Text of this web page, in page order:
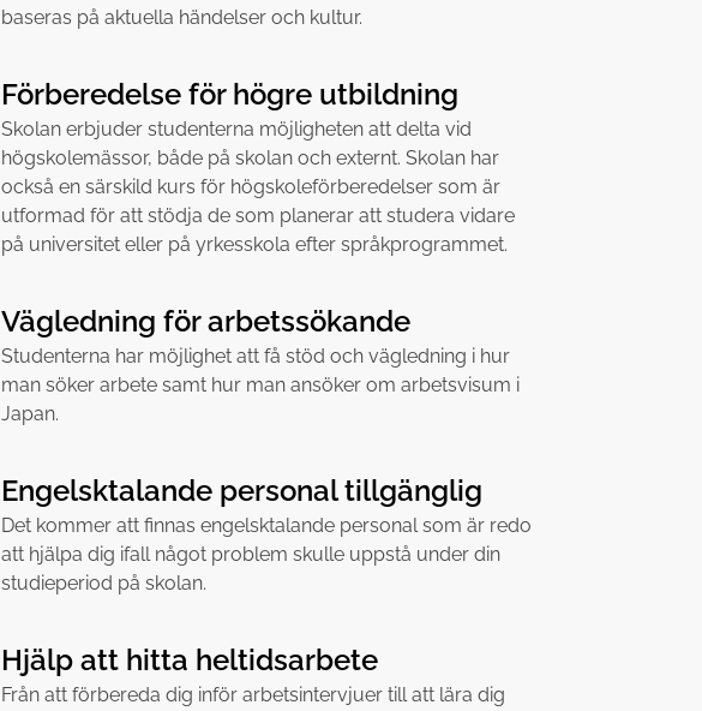
baseras på aktuella händelser och kultur.
Förberedelse för högre utbildning
Skolan erbjuder studenterna möjligheten att delta vid
högskolemässor, både på skolan och externt. Skolan har
också en särskild kurs för högskoleförberedelser som är
utformad för att stödja de som planerar att studera vidare
på universitet eller på yrkesskola efter språkprogrammet.
Vägledning för arbetssökande
Studenterna har möjlighet att få stöd och vägledning i hur
man söker arbete samt hur man ansöker om arbetsvisum i
Japan.
Engelsktalande personal tillgänglig
Det kommer att finnas engelsktalande personal som är redo
att hjälpa dig ifall något problem skulle uppstå under din
studieperiod på skolan.
Hjälp att hitta heltidsarbete
Från att förbereda dig inför arbetsintervjuer till att lära dig